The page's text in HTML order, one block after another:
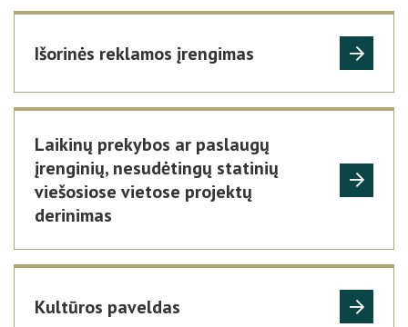
Išorinės reklamos įrengimas
Laikinų prekybos ar paslaugų
įrenginių, nesudėtingų statinių
viešosiose vietose projektų
derinimas
Kultūros paveldas